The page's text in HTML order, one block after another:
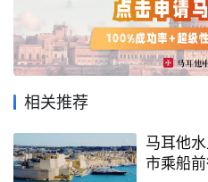
页
游
攻
略
相关推荐
马耳他
市乘船